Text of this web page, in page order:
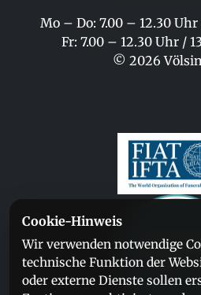
Mo – Do: 7.00 – 12.30
Fr: 7.00 – 12.30 Uhr /
© 2026
Cookie-Hinweis
Wir verwenden notwendige
technische Funktion der
oder externe Dienste sollen